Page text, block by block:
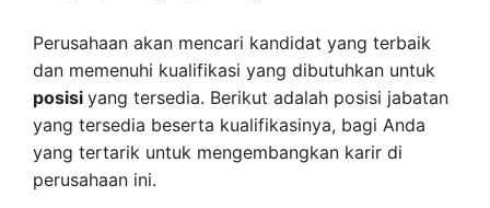
Perusahaan akan mencari kandidat yang terbaik
dan memenuhi kualifikasi yang dibutuhkan untuk
posisi yang tersedia. Berikut adalah posisi jabatan
yang tersedia beserta kualifikasinya, bagi Anda
yang tertarik untuk mengembangkan karir di
perusahaan ini.